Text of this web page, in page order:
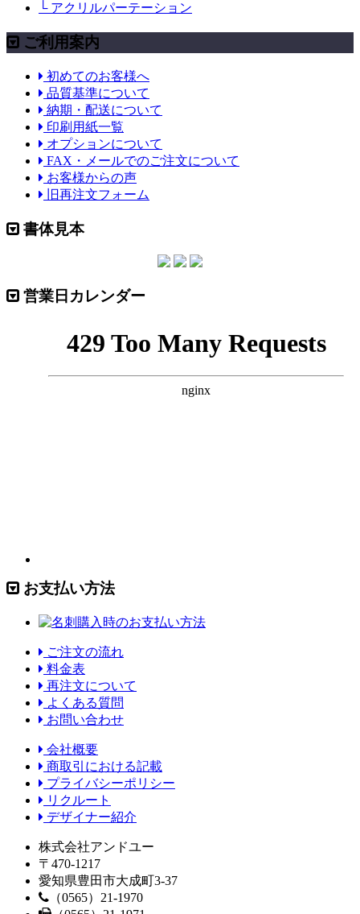
└ アクリルパーテーション
ご利用案内
初めてのお客様へ
品質基準について
納期・配送について
印刷用紙一覧
オプションについて
FAX・メールでのご注文について
お客様からの声
旧再注文フォーム
書体見本
営業日カレンダー
お支払い方法
ご注文の流れ
料金表
再注文について
よくある質問
お問い合わせ
会社概要
商取引における記載
プライバシーポリシー
リクルート
デザイナー紹介
株式会社アンドユー
〒470-1217
愛知県豊田市大成町3-37
（0565）21-1970